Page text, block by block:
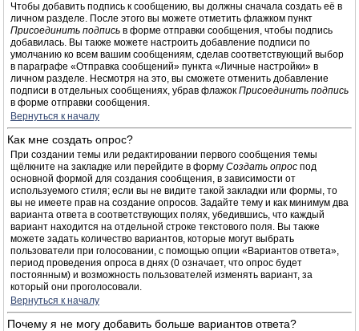
Чтобы добавить подпись к сообщению, вы должны сначала создать её в
личном разделе. После этого вы можете отметить флажком пункт
Присоединить подпись в форме отправки сообщения, чтобы подпись
добавилась. Вы также можете настроить добавление подписи по
умолчанию ко всем вашим сообщениям, сделав соответствующий выбор
в параграфе «Отправка сообщений» пункта «Личные настройки» в
личном разделе. Несмотря на это, вы сможете отменить добавление
подписи в отдельных сообщениях, убрав флажок Присоединить подпись
в форме отправки сообщения.
Вернуться к началу
Как мне создать опрос?
При создании темы или редактировании первого сообщения темы
щёлкните на закладке или перейдите в форму Создать опрос под
основной формой для создания сообщения, в зависимости от
используемого стиля; если вы не видите такой закладки или формы, то
вы не имеете прав на создание опросов. Задайте тему и как минимум два
варианта ответа в соответствующих полях, убедившись, что каждый
вариант находится на отдельной строке текстового поля. Вы также
можете задать количество вариантов, которые могут выбрать
пользователи при голосовании, с помощью опции «Вариантов ответа»,
период проведения опроса в днях (0 означает, что опрос будет
постоянным) и возможность пользователей изменять вариант, за
который они проголосовали.
Вернуться к началу
Почему я не могу добавить больше вариантов ответа?